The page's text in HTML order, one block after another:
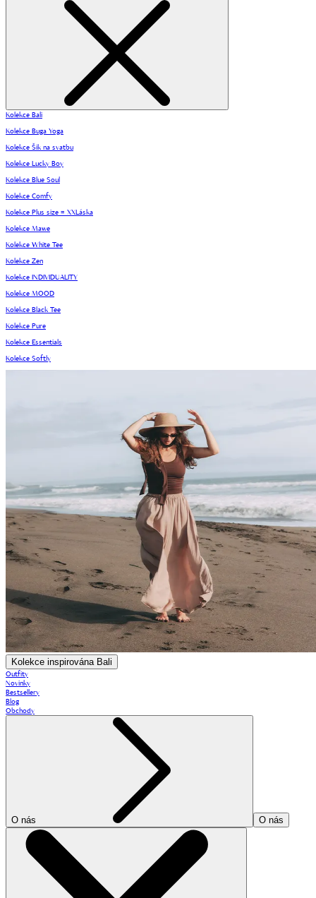
Kolekce Bali
Kolekce Buga Yoga
Kolekce Šik na svatbu
Kolekce Lucky Boy
Kolekce Blue Soul
Kolekce Comfy
Kolekce Plus size = XXLáska
Kolekce Mawe
Kolekce White Tee
Kolekce Zen
Kolekce INDIVIDUALITY
Kolekce MOOD
Kolekce Black Tee
Kolekce Pure
Kolekce Essentials
Kolekce Softly
Kolekce inspirována Bali
Outfity
Novinky
Bestsellery
Blog
Obchody
O nás O nás